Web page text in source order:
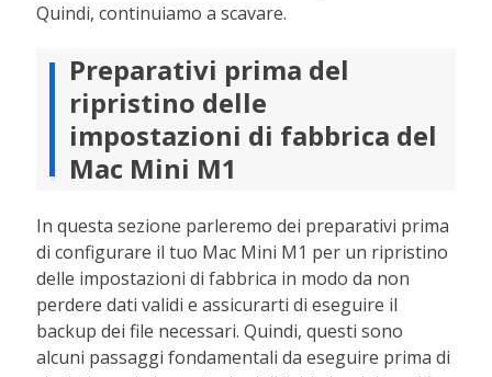
Quindi, continuiamo a scavare.
Preparativi prima del
ripristino delle
impostazioni di fabbrica del
Mac Mini M1
In questa sezione parleremo dei preparativi prima
di configurare il tuo Mac Mini M1 per un ripristino
delle impostazioni di fabbrica in modo da non
perdere dati validi e assicurarti di eseguire il
backup dei file necessari. Quindi, questi sono
alcuni passaggi fondamentali da eseguire prima di